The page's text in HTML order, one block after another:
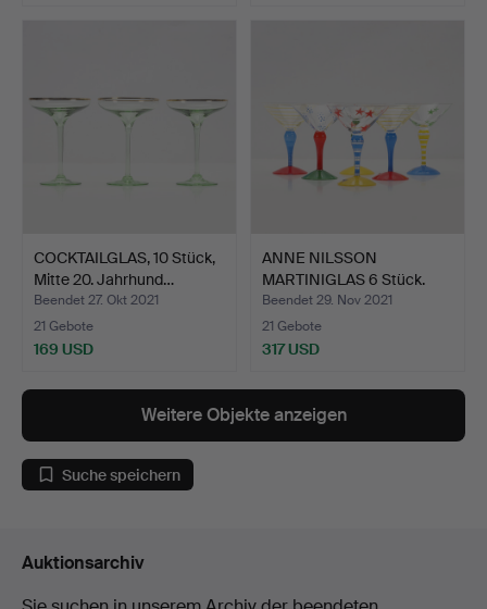
COCKTAILGLAS, 10 Stück,
Mitte 20. Jahrhund…
Beendet 27. Okt 2021
21 Gebote
169 USD
ANNE NILSSON
MARTINIGLAS 6 Stück.
Beendet 29. Nov 2021
21 Gebote
317 USD
Weitere Objekte anzeigen
Suche speichern
Auktionsarchiv